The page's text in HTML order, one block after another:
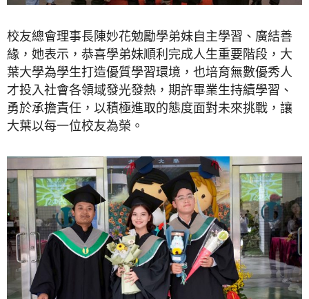
校友總會理事長陳妙花勉勵學弟妹自主學習、廣結善
緣，她表示，恭喜學弟妹順利完成人生重要階段，大
葉大學為學生打造優質學習環境，也培育無數優秀人
才投入社會各領域發光發熱，期許畢業生持續學習、
勇於承擔責任，以積極進取的態度面對未來挑戰，讓
大葉以每一位校友為榮。